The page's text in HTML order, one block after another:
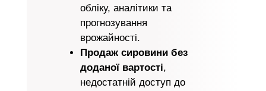
обліку, аналітики та
прогнозування
врожайності.
Продаж сировини без
доданої вартості,
недостатній доступ до